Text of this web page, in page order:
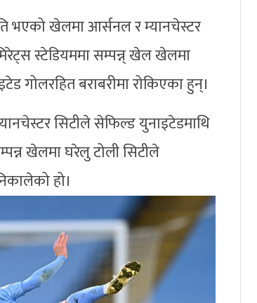
भएको खेलमा आर्सनल र म्यानचेस्टर
स्टेडियममा सम्पन्न् खेल खेलमा
गोलरहित बराबरीमा रोकिएका हुन्।
सिटीले सेफिल्ड युनाइटेडमाथि
खेलमा घरेलु टोली सिटीले
हो।